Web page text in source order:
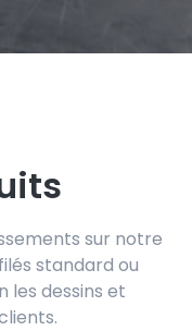
sur notre
standard ou
les dessins et